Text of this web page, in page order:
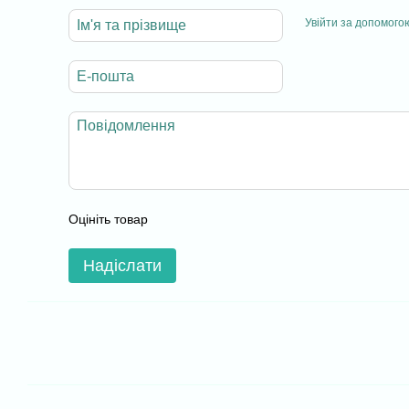
Увійти за
Оцініть товар
Надіслати